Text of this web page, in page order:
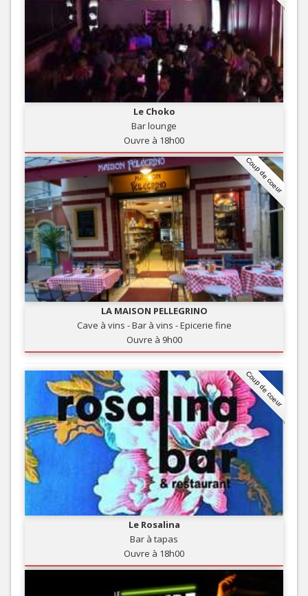
Le Choko
Bar lounge
Ouvre à 18h00
Coup de coeur
LA MAISON PELLEGRINO
Cave à vins - Bar à vins - Epicerie fine
Ouvre à 9h00
Coup de coeur
Le Rosalina
Bar à tapas
Ouvre à 18h00